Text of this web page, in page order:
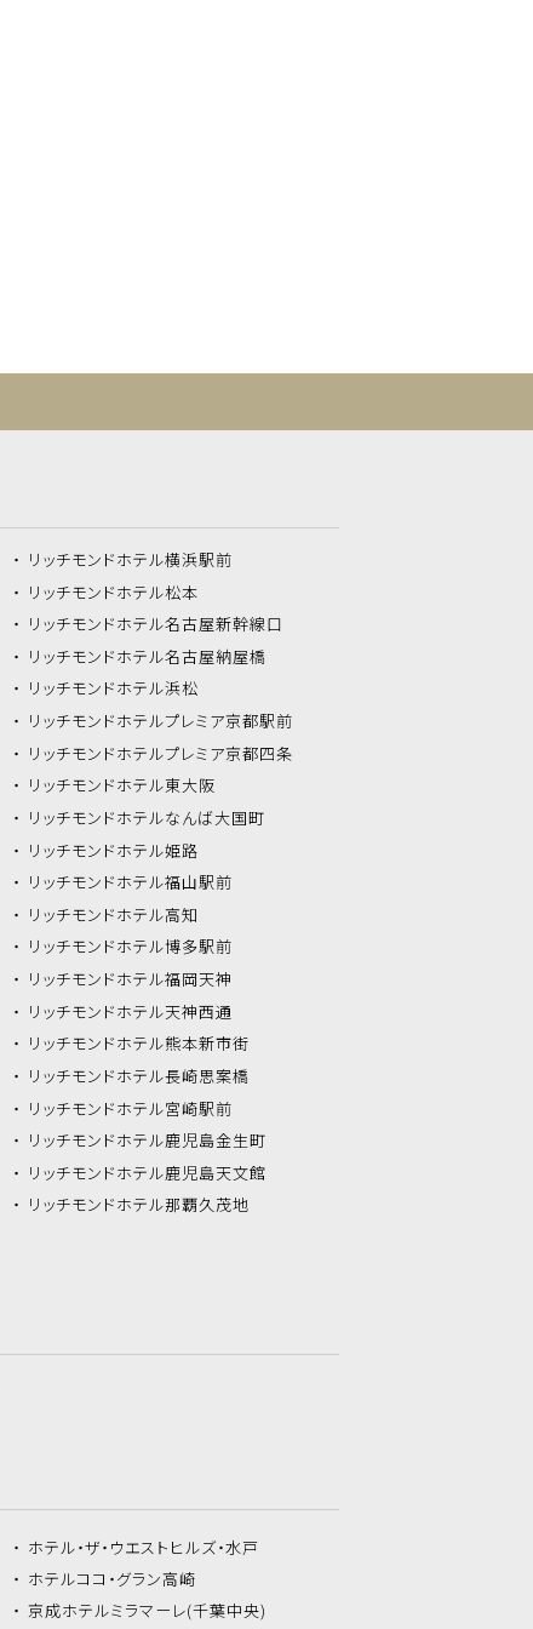
リッチモンドホテル横浜駅前
リッチモンドホテル松本
リッチモンドホテル名古屋新幹線口
リッチモンドホテル名古屋納屋橋
リッチモンドホテル浜松
リッチモンドホテルプレミア京都駅前
リッチモンドホテルプレミア京都四条
リッチモンドホテル東大阪
リッチモンドホテルなんば大国町
リッチモンドホテル姫路
リッチモンドホテル福山駅前
リッチモンドホテル高知
リッチモンドホテル博多駅前
リッチモンドホテル福岡天神
リッチモンドホテル天神西通
リッチモンドホテル熊本新市街
リッチモンドホテル長崎思案橋
リッチモンドホテル宮崎駅前
リッチモンドホテル鹿児島金生町
リッチモンドホテル鹿児島天文館
リッチモンドホテル那覇久茂地
ホテル・ザ・ ウエストヒルズ・水戸
ホテルココ・グラン高崎
京成ホテルミラマーレ(千葉中央)